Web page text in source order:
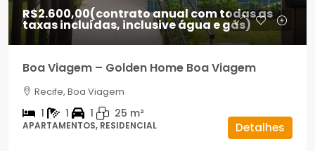
R$2.600,00(contrato anual com todas as
taxas incluídas, inclusive água e gás)
Boa Viagem – Golden Home Boa Viagem
Recife, Boa Viagem
1 1 1 25 m²
APARTAMENTOS, RESIDENCIAL Detalhes